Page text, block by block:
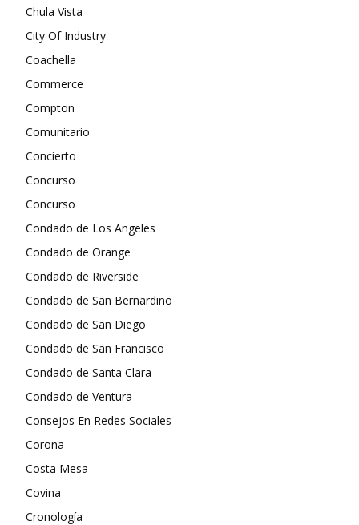
Chula Vista
City Of Industry
Coachella
Commerce
Compton
Comunitario
Concierto
Concurso
Concurso
Condado de Los Angeles
Condado de Orange
Condado de Riverside
Condado de San Bernardino
Condado de San Diego
Condado de San Francisco
Condado de Santa Clara
Condado de Ventura
Consejos En Redes Sociales
Corona
Costa Mesa
Covina
Cronología